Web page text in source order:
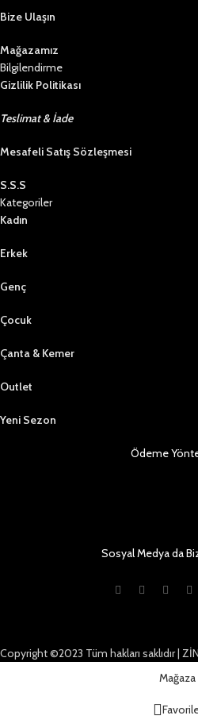
Bize Ulaşın
Mağazamız
Bilgilendirme
Gizlilik Politikası
Teslimat & İade
Mesafeli Satış Sözleşmesi
S.S.S
Kategoriler
Kadın
Erkek
Genç
Çocuk
Çanta & Kemer
Outlet
Yeni Sezon
Ödeme
Sosyal Medya da
Copyright ©2023 Tüm hakları saklıdır |
Mağaza